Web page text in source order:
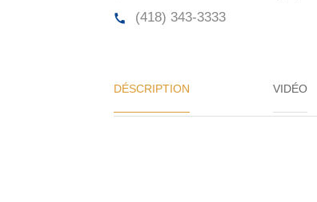
(418) 343-3333
DÉSCRIPTION VIDÉO